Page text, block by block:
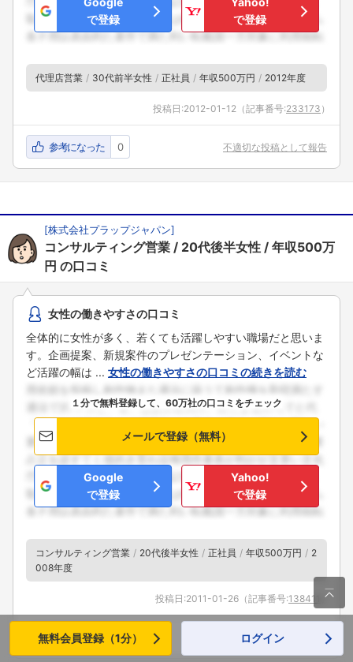
で登録
で登録
代理店営業 30代前半女性 正社員 年収500万円 2012年度
投稿日:2012-01-12 （記事番号:233173 ）
参考になった 0 不適切な投稿として報告
[株式会社プラップジャパン]
コンサルティング営業 20代後半女性
年収500万
円 の口コミ
女性の働きやすさの口コミ
全体的に女性が多く、若くても活躍しやすい職場だと思いま
す。企画提案、新規案件のプレゼンテーション、イベントな
ど活躍の幅は ... 女性の働きやすさの口コミの続きを読む
１分で無料登録して、60万社の口コミをチェック
メールで登録（無料）
Google
で登録
Yahoo!
で登録
コンサルティング営業 20代後半女性 正社員 年収500万円
2
008年度
投稿日:2011-01-26 （記事番号:138411 ）
参考になった 0 不適切な投稿として報告

無料会員登録（1分） ログイン